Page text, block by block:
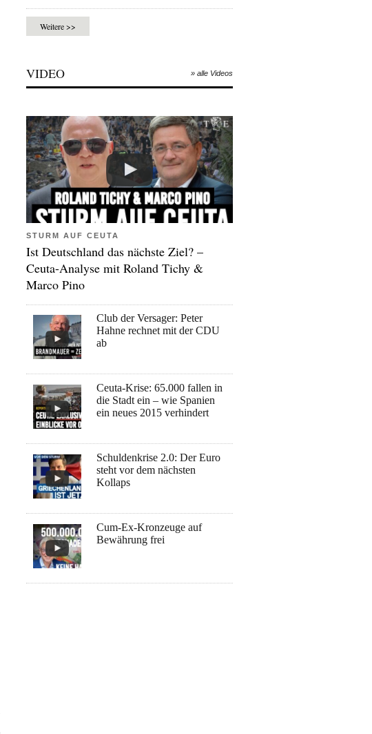
Weitere >>
VIDEO » alle Videos
STURM AUF CEUTA
Ist Deutschland das nächste Ziel? –
Ceuta-Analyse mit Roland Tichy &
Marco Pino
Club der Versager: Peter
Hahne rechnet mit der CDU
ab
Ceuta-Krise: 65.000 fallen in
die Stadt ein – wie Spanien
ein neues 2015 verhindert
Schuldenkrise 2.0: Der Euro
steht vor dem nächsten
Kollaps
Cum-Ex-Kronzeuge auf
Bewährung frei